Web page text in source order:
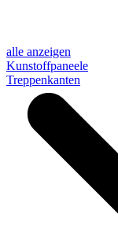
alle anzeigen
Kunstoffpaneele
Treppenkanten